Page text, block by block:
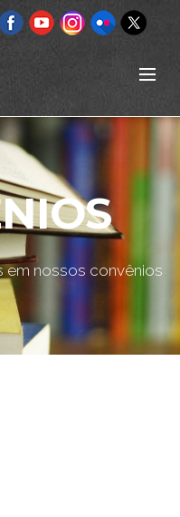
nossos convênios